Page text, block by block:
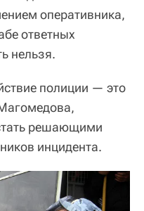
оперативника,
ответных
нельзя.
полиции — это
решающими
инцидента.